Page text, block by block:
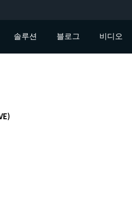
솔루션 블로그 비디오